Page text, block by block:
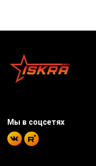
Мы в соцсетях